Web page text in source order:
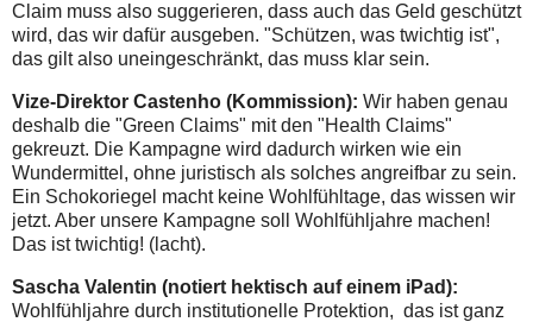
Claim muss also suggerieren, dass auch das Geld geschützt
wird, das wir dafür ausgeben. "Schützen, was twichtig ist",
das gilt also uneingeschränkt, das muss klar sein.
Vize-Direktor Castenho (Kommission): Wir haben genau
deshalb die "Green Claims" mit den "Health Claims"
gekreuzt. Die Kampagne wird dadurch wirken wie ein
Wundermittel, ohne juristisch als solches angreifbar zu sein.
Ein Schokoriegel macht keine Wohlfühltage, das wissen wir
jetzt. Aber unsere Kampagne soll Wohlfühljahre machen!
Das ist twichtig! (lacht).
Sascha Valentin (notiert hektisch auf einem iPad):
Wohlfühljahre durch institutionelle Protektion, das ist ganz